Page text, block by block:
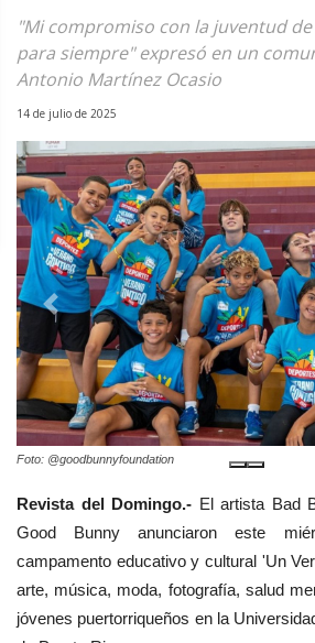
"Mi compromiso con la juventud
para siempre" expresó en un
Antonio Martínez Ocasio
14 de julio de 2025
Foto: @goodbunnyfoundation
Previous
Revista del Domingo.- El artista Bad
Good Bunny anunciaron este
campamento educativo y cultural 'Un
arte, música, moda, fotografía, salud
jóvenes puertorriqueños en la